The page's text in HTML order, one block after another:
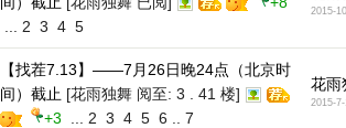
2 3 4 5
2015-
【找茬7.13】——7月26日晚24点（北京时
间）截止 [花雨独舞 阅至: 3 . 41 楼]
+3
2 3 4 5 6 7
花雨
2015-